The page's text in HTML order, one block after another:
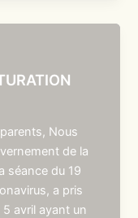
Nous
de la
séance du 19
a pris
5 avril ayant un